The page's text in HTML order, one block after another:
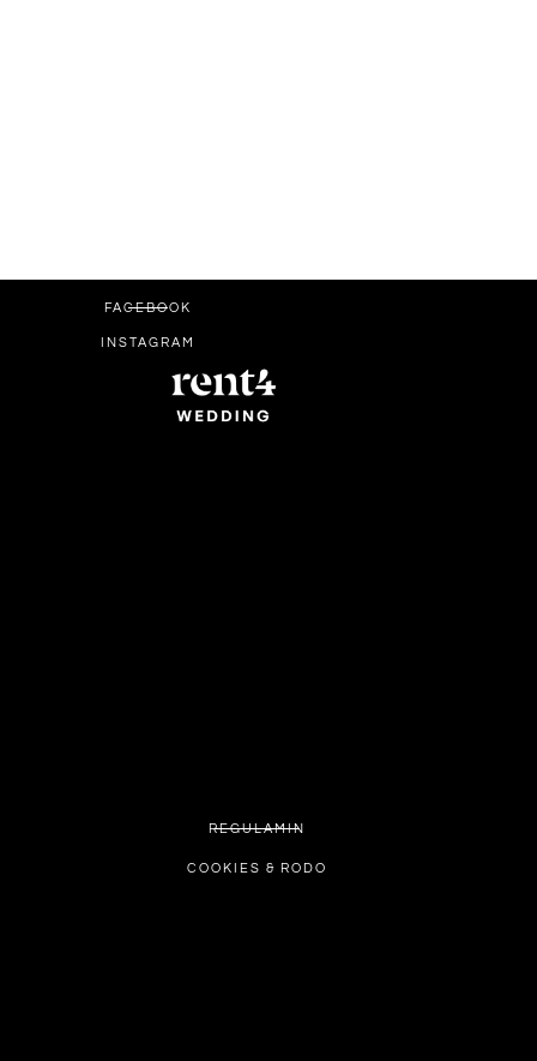
FACEBOOK
INSTAGRAM
REGULAMIN
COOKIES & RODO